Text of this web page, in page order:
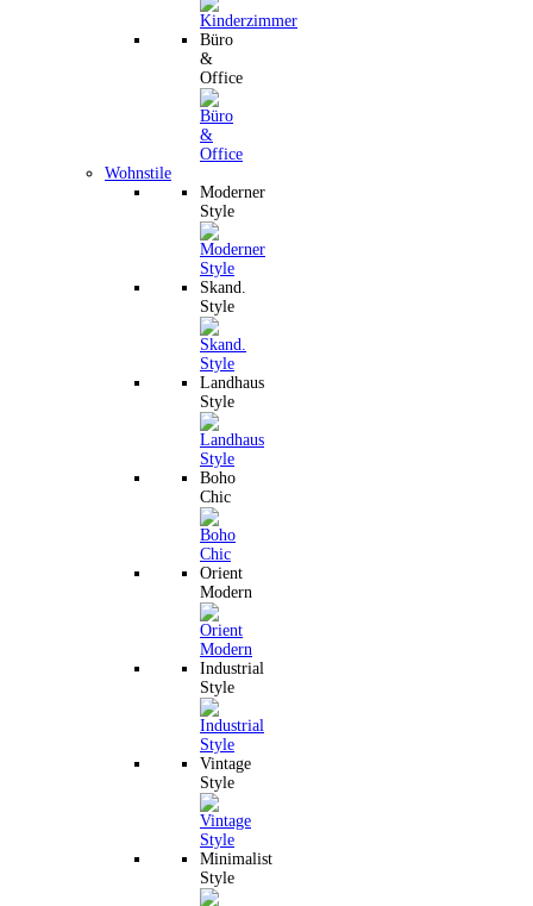
Büro
&
Office
Wohnstile
Moderner
Style
Skand.
Style
Landhaus
Style
Boho
Chic
Orient
Modern
Industrial
Style
Vintage
Style
Minimalist
Style